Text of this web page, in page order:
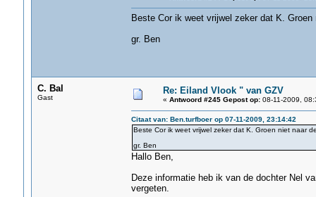
Beste Cor ik weet vrijwel zeker dat K.
gr. Ben
C. Bal
Gast
Re: Eiland Vlook " van GZV
« Antwoord #245 Gepost op:08-11-2009,
Citaat van: Ben.turfboer op 07-11-2009, 23:14:42
Beste Cor ik weet vrijwel zeker dat K. Groen niet naar
gr. Ben
Hallo Ben,
Deze informatie heb ik van de dochter Nel
vergeten.